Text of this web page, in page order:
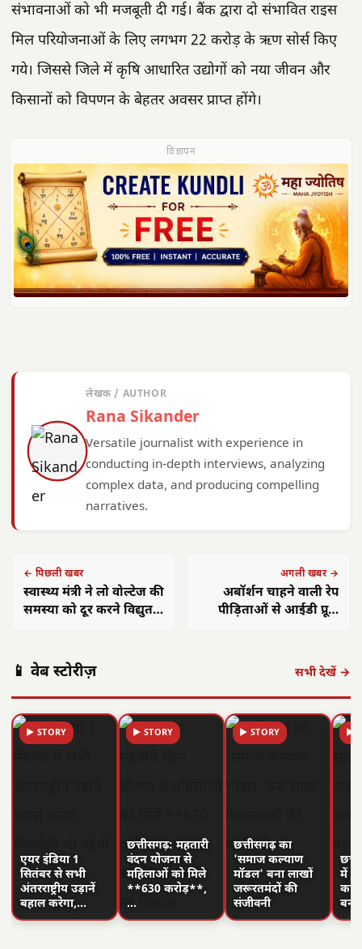
संभावनाओं को भी मजबूती दी गई। बैंक द्वारा दो संभावित राइस
मिल परियोजनाओं के लिए लगभग 22 करोड़ के ऋण सोर्स किए
गये। जिससे जिले में कृषि आधारित उद्योगों को नया जीवन और
किसानों को विपणन के बेहतर अवसर प्राप्त होंगे।
विज्ञापन
लेखक / AUTHOR
Rana Sikander
Versatile journalist with experience in
conducting in-depth interviews, analyzing
complex data, and producing compelling
narratives.
← पिछली खबर
स्वास्थ्य मंत्री ने लो वोल्टेज की
समस्या को दूर करने विद्युत
अगली खबर →
अबॉर्शन चाहने वाली रेप
पीड़िताओं से आईडी प्रूफ
📱 वेब स्टोरीज़ सभी देखें →
▶ STORY
एयर इंडिया 1
सितंबर से सभी
अंतरराष्ट्रीय उड़ानें
बहाल करेगा,…
▶ STORY
छत्तीसगढ़: महतारी
वंदन योजना से
महिलाओं को मिले
**630 करोड़**,
…
▶ STORY
छत्तीसगढ़ का
'समाज कल्याण
मॉडल' बना लाखों
जरूरतमंदों की
संजीवनी
▶
में
का